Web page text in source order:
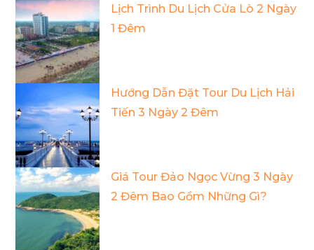
Lịch Trình Du Lịch Cửa Lò 2 Ngày
1 Đêm
Hướng Dẫn Đặt Tour Du Lịch Hải
Tiến 3 Ngày 2 Đêm
Giá Tour Đảo Ngọc Vừng 3 Ngày
2 Đêm Bao Gồm Những Gì?